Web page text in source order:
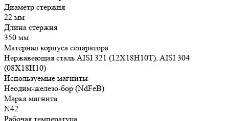
Диаметр стержня
22 мм
Длина стержня
350 мм
Материал корпуса сепаратора
Нержавеющая сталь AISI 321 (12Х18Н10Т), AISI 304
(08Х18Н10)
Используемые магниты
Неодим-железо-бор (NdFeB)
Марка магнита
N42
Рабочая температура